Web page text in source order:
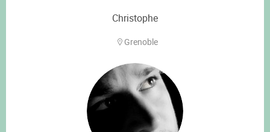
Christophe
Grenoble